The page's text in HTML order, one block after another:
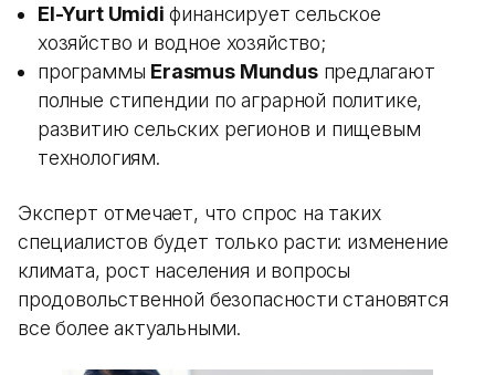
El-Yurt Umidi финансирует сельское
хозяйство и водное хозяйство;
программы Erasmus Mundusпредлагают
полные стипендии по аграрной политике,
развитию сельских регионов и пищевым
технологиям.
Эксперт отмечает, что спрос на таких
специалистов будет только расти: изменение
климата, рост населения и вопросы
продовольственной безопасности становятся
все более актуальными.